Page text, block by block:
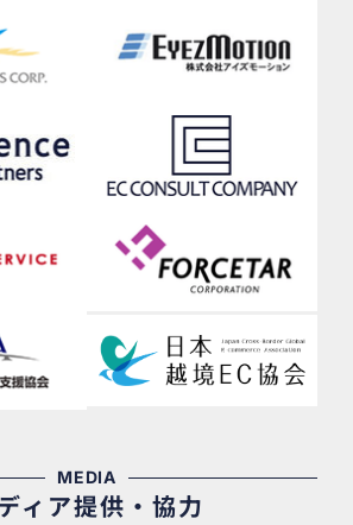
MEDIA
ィア提供・協力